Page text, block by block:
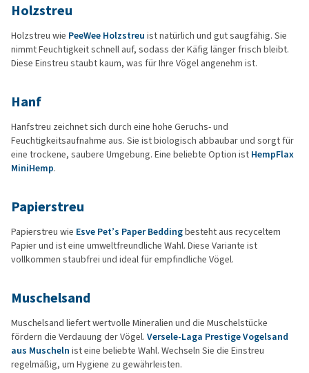
Holzstreu
Holzstreu wie PeeWee Holzstreu ist natürlich und gut saugfähig. Sie
nimmt Feuchtigkeit schnell auf, sodass der Käfig länger frisch bleibt.
Diese Einstreu staubt kaum, was für Ihre Vögel angenehm ist.
Hanf
Hanfstreu zeichnet sich durch eine hohe Geruchs- und
Feuchtigkeitsaufnahme aus. Sie ist biologisch abbaubar und sorgt für
eine trockene, saubere Umgebung. Eine beliebte Option ist HempFlax
MiniHemp.
Papierstreu
Papierstreu wie Esve Pet’s Paper Beddingbesteht aus recyceltem
Papier und ist eine umweltfreundliche Wahl. Diese Variante ist
vollkommen staubfrei und ideal für empfindliche Vögel.
Muschelsand
Muschelsand liefert wertvolle Mineralien und die Muschelstücke
fördern die Verdauung der Vögel. Versele-Laga Prestige Vogelsand
aus Muscheln ist eine beliebte Wahl. Wechseln Sie die Einstreu
regelmäßig, um Hygiene zu gewährleisten.